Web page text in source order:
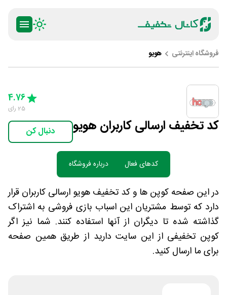
فروشگاه اینترنتی هویو
کد تخفیف ارسالی کاربران هویو
4 Stars
5 Stars
4.76
25 رای
دنبال کن
کدهای فعال درباره فروشگاه
در این صفحه کوپن ها و کد تخفیف هویو ارسالی کاربران قرار
دارد که توسط مشتریان این اسباب بازی فروشی به اشتراک
گذاشته شده تا دیگران از آنها استفاده کنند. شما نیز اگر
کوپن تخفیفی از این سایت دارید از طریق همین صفحه
برای ما ارسال کنید.